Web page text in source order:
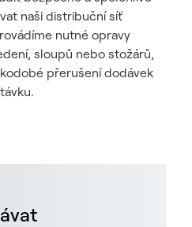
naši distribuční síť
nutné opravy
sloupů nebo stožárů,
přerušení dodávek